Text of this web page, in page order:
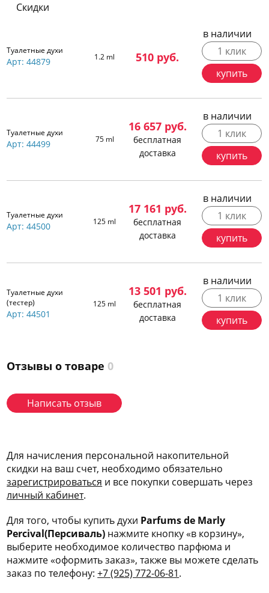
Скидки
Туалетные духи
Арт: 44879 1.2 ml 510 руб.
в наличии
1 клик
купить
Туалетные духи
Арт: 44499 75 ml
16 657руб.
бесплатная
доставка
в наличии
1 клик
купить
Туалетные духи
Арт: 44500 125 ml
17 161 руб.
бесплатная
доставка
в наличии
1 клик
купить
Туалетные духи
(тестер)
Арт: 44501
125 ml
13 501 руб.
бесплатная
доставка
в наличии
1 клик
купить
Отзывы о товаре 0
Написать отзыв
Для начисления персональной накопительной
скидки на ваш счет, необходимо обязательно
зарегистрироваться и все покупки совершать через
личный кабинет.
Для того, чтобы купить духи Parfums de Marly
Percival(Персиваль) нажмите кнопку «в корзину»,
выберите необходимое количество парфюма и
нажмите «оформить заказ», также вы можете сделать
заказ по телефону:+7 (925) 772-06-81.